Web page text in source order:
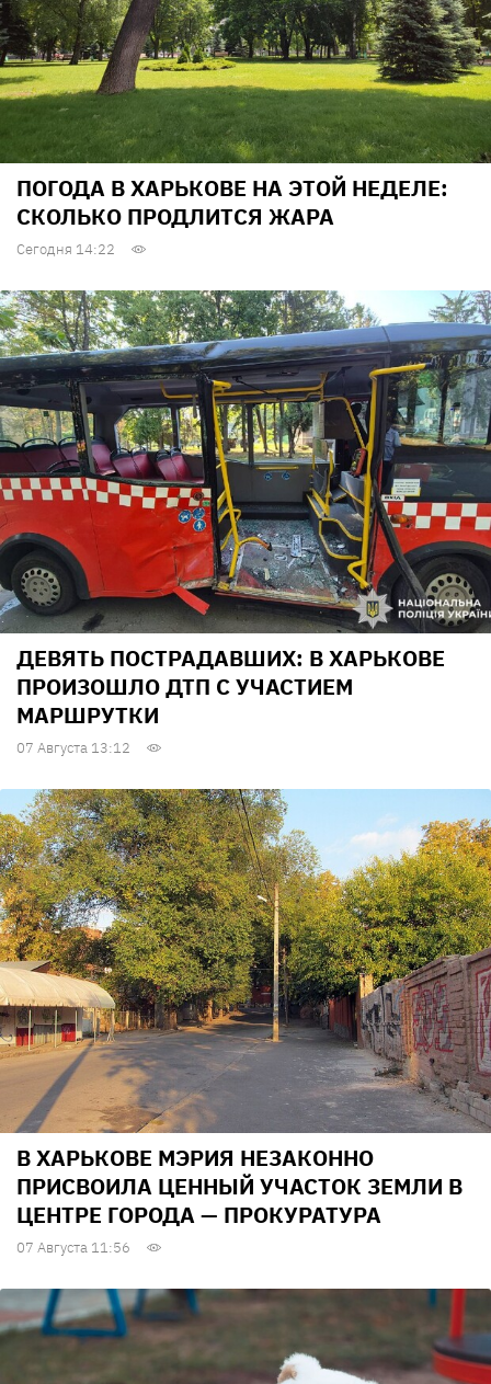
ПОГОДА В ХАРЬКОВЕ НА ЭТОЙ НЕДЕЛЕ:
СКОЛЬКО ПРОДЛИТСЯ ЖАРА
Сегодня 14:22
ДЕВЯТЬ ПОСТРАДАВШИХ: В ХАРЬКОВЕ
ПРОИЗОШЛО ДТП С УЧАСТИЕМ
МАРШРУТКИ
07 Августа 13:12
В ХАРЬКОВЕ МЭРИЯ НЕЗАКОННО
ПРИСВОИЛА ЦЕННЫЙ УЧАСТОК ЗЕМЛИ В
ЦЕНТРЕ ГОРОДА — ПРОКУРАТУРА
07 Августа 11:56